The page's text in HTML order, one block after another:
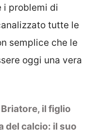
i problemi di
tutte le
semplice che le
oggi una vera
il figlio
del calcio: il suo